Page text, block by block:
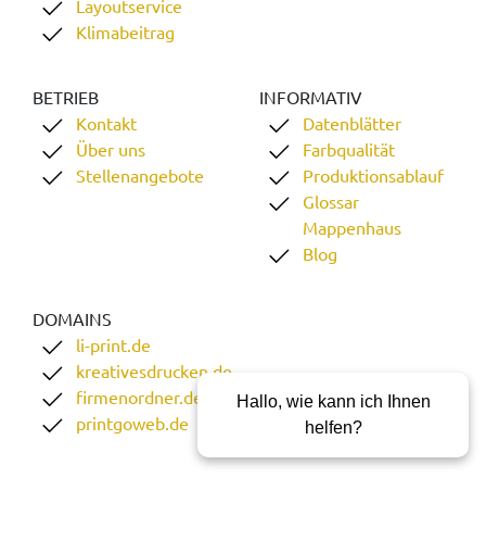
Layoutservice
Klimabeitrag
BETRIEB
Kontakt
Über uns
Stellenangebote
INFORMATIV
Datenblätter
Farbqualität
Produktionsablauf
Glossar
Mappenhaus
Blog
DOMAINS
li-print.de
kreativesdrucken.de
firmenordner.de
printgoweb.de
Hallo, wie kann ich Ihnen
helfen?